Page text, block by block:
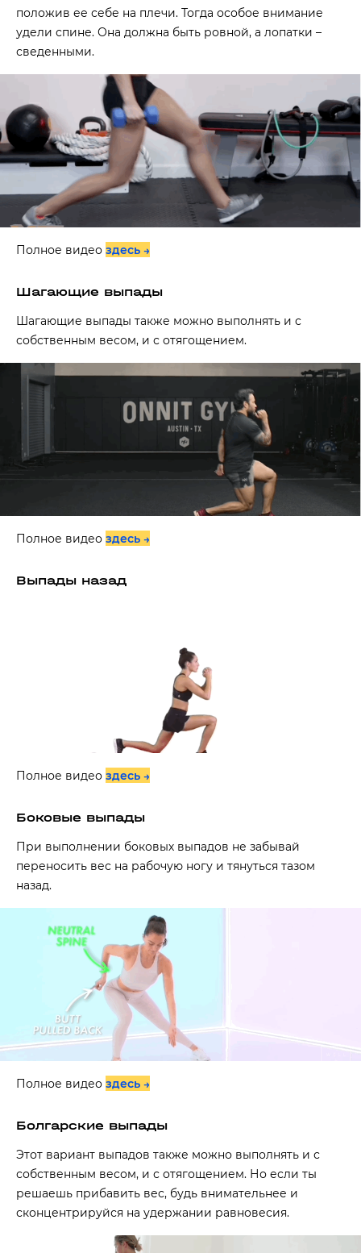
положив ее себе на плечи. Тогда особое внимание
удели спине. Она должна быть ровной, а лопатки –
сведенными.
Полное видео здесь →
Шагающие выпады
Шагающие выпады также можно выполнять и с
собственным весом, и с отягощением.
Полное видео здесь →
Выпады назад
Полное видео здесь →
Боковые выпады
При выполнении боковых выпадов не забывай
переносить вес на рабочую ногу и тянуться тазом
назад.
Полное видео здесь →
Болгарские выпады
Этот вариант выпадов также можно выполнять и с
собственным весом, и с отягощением. Но если ты
решаешь прибавить вес, будь внимательнее и
сконцентрируйся на удержании равновесия.